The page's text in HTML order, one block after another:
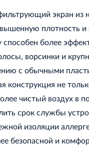
экран из
плотность и
способен более
ворсинки и
с обычными
конструкция не
чистый воздух в
срок службы
изоляции
безопасной и